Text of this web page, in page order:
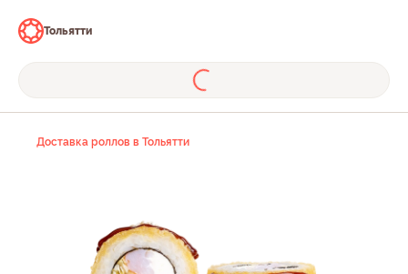
Тольятти
Доставка роллов в Тольятти